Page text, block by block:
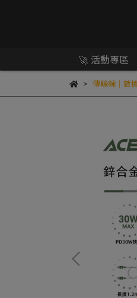
🚀 活動專區
傳輸線｜數